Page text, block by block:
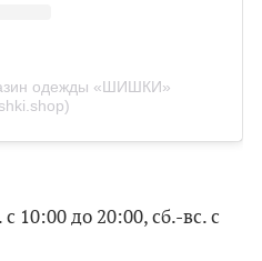
одежды «ШИШКИ»
10:00 до 20:00, сб.-вс. с